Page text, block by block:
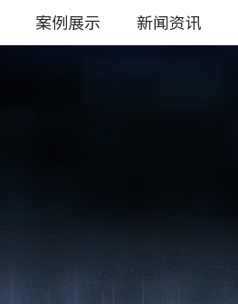
案例展示 新闻资讯